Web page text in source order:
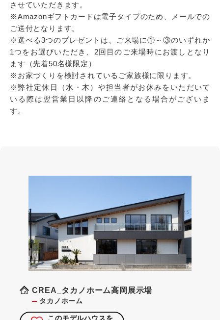
させていただきます。
※Amazonギフトカードは電子タイプのため、メールでの
ご送付となります。
※選べる3つのプレゼントは、ご来場に①～③のいずれか
1つをお選びいただき、2回目のご来場時にお渡しとなり
ます（先着50名様限定）
※お家づくりを検討されているご家族様に限ります。
※弊社定休日（水・木）や担当者がお休みをいただいて
いる際は翌営業日以降のご連絡となる場合がございま
す。
CREA_タカノホーム高岡展示場
タカノホーム
このモデルハウスを